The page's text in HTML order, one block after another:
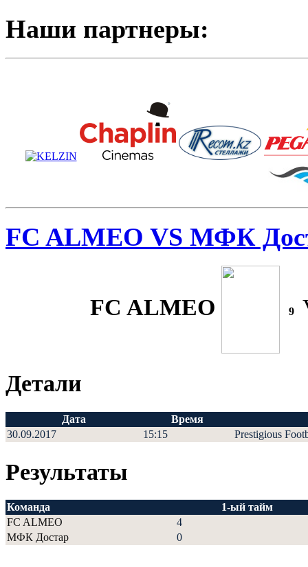
Наши партнеры:
FC ALMEO VS МФК
FC ALMEO 9
Детали
Дата
Время
30.09.2017
15:15 Prestigious
Результаты
Команда
1-ый тайм
FC ALMEO
4
МФК Достар
0